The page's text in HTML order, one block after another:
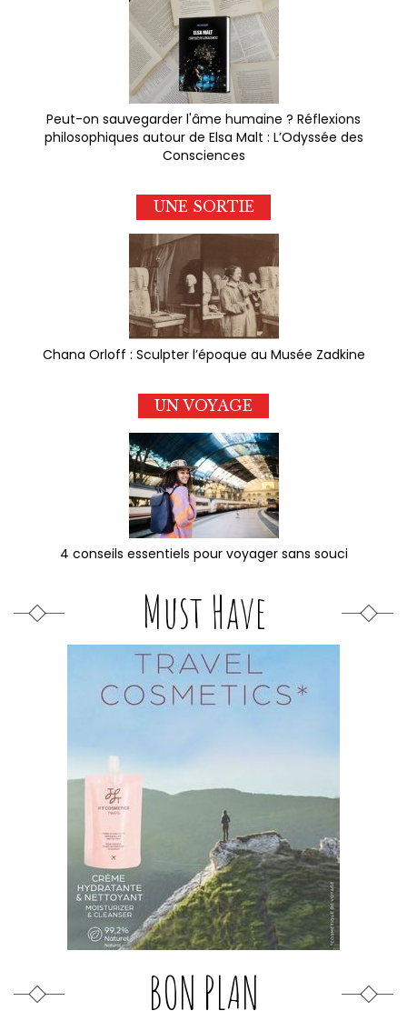
Peut-on sauvegarder l'âme humaine ? Réflexions
philosophiques autour de Elsa Malt : L’Odyssée des
Consciences
UNE SORTIE
Chana Orloff : Sculpter l’époque au Musée Zadkine
UN VOYAGE
4 conseils essentiels pour voyager sans souci
Must Have
BON PLAN